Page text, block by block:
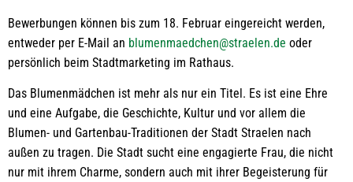
Bewerbungen können bis zum 18. Februar eingereicht werden,
entweder per E-Mail an blumenmaedchen@straelen.de oder
persönlich beim Stadtmarketing im Rathaus.
Das Blumenmädchen ist mehr als nur ein Titel. Es ist eine Ehre
und eine Aufgabe, die Geschichte, Kultur und vor allem die
Blumen- und Gartenbau-Traditionen der Stadt Straelen nach
außen zu tragen. Die Stadt sucht eine engagierte Frau, die nicht
nur mit ihrem Charme, sondern auch mit ihrer Begeisterung für